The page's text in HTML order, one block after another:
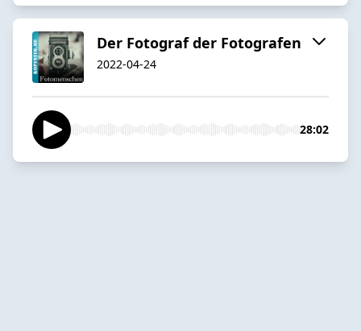
Der Fotograf der Fotografen
2022-04-24
28:02